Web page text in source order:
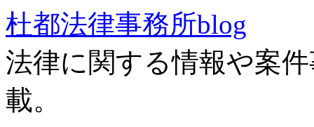
杜都法律事務所blog
法律に関する情報や案
載。